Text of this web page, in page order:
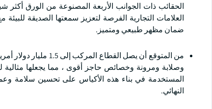
الحقائب ذات الجوانب الأربعة المصنوعة من الورق أكثر
العلامات التجارية الفرصة لتعزيز سمعتها الصديقة
ضمان مظهر طبيعي ومتميز.
وصلابة ومرونة وخصائص حاجز أقوى ، مما يجعلها مثالية
المستخدمة في بناء هذه الأكياس على تحسين سلامة
النهائي.